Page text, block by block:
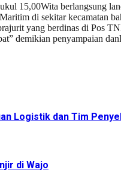
15,00Wita berlangsung
di sekitar kecamatan
yang berdinas di Pos
demikian penyampaian
Logistik dan Tim
di Wajo